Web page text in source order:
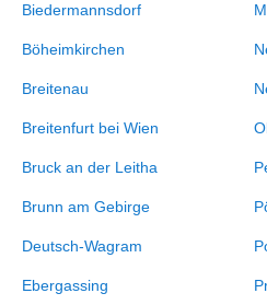
Biedermannsdorf
Böheimkirchen
Breitenau
Breitenfurt bei Wien
Bruck an der Leitha
Brunn am Gebirge
Deutsch-Wagram
Ebergassing